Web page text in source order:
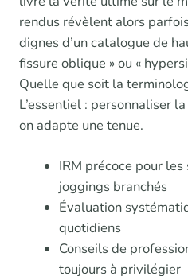
rendus révèlent alors
dignes d’un catalogue de
fissure oblique » ou «
Quelle que soit la
L’essentiel : personnaliser
on adapte une tenue.
IRM précoce pour
joggings branchés
Évaluation
quotidiens
Conseils de
toujours à privilégier